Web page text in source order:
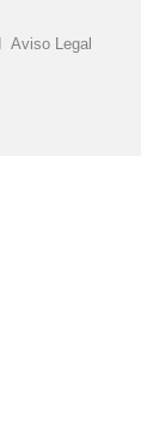
Aviso Legal